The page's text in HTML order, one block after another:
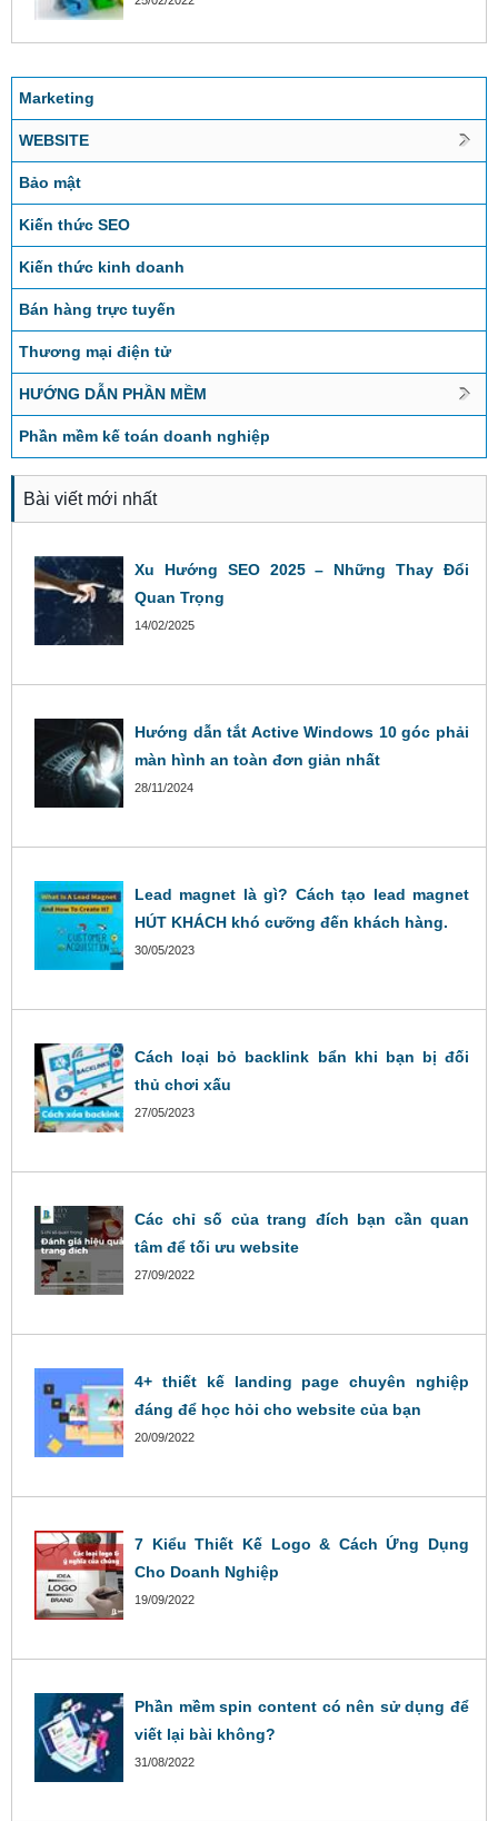
Marketing
WEBSITE
Bảo mật
Kiến thức SEO
Kiến thức kinh doanh
Bán hàng trực tuyến
Thương mại điện tử
HƯỚNG DẪN PHẦN MỀM
Phần mềm kế toán doanh nghiệp
Bài viết mới nhất
Xu Hướng SEO 2025 – Những Thay Đổi
Quan Trọng
14/02/2025
Hướng dẫn tắt Active Windows 10 góc phải
màn hình an toàn đơn giản nhất
28/11/2024
Lead magnet là gì? Cách tạo lead magnet
HÚT KHÁCH khó cưỡng đến khách hàng.
30/05/2023
Cách loại bỏ backlink bẩn khi bạn bị đối
thủ chơi xấu
27/05/2023
Các chỉ số của trang đích bạn cần quan
tâm để tối ưu website
27/09/2022
4+ thiết kế landing page chuyên nghiệp
đáng để học hỏi cho website của bạn
20/09/2022
7 Kiểu Thiết Kế Logo & Cách Ứng Dụng
Cho Doanh Nghiệp
19/09/2022
Phần mềm spin content có nên sử dụng để
viết lại bài không?
31/08/2022